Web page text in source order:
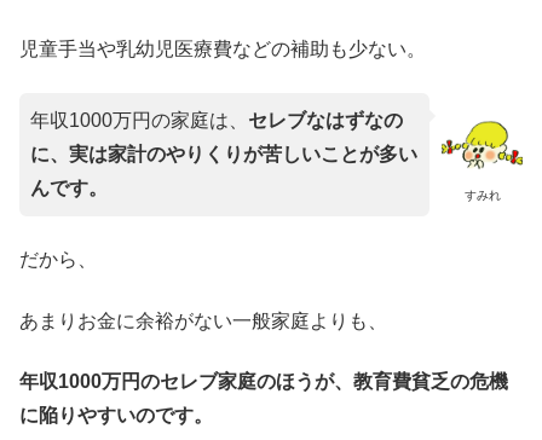
児童手当や乳幼児医療費などの補助も少ない。
すみれ
年収1000万円の家庭は、 セレブなはずなの
に、実は家計のやりくりが苦しいことが多い
んです。
だから、
あまりお金に余裕がない一般家庭よりも、
年収1000万円のセレブ家庭のほうが、教育費貧乏の危機
に陥りやすいのです。